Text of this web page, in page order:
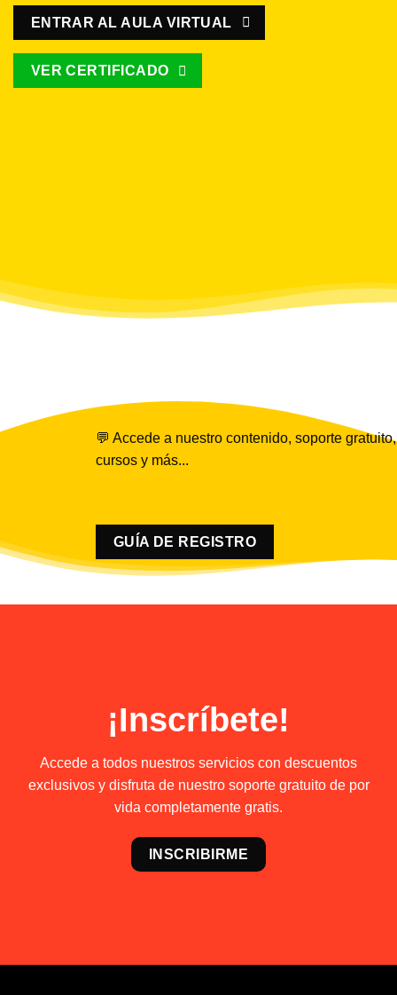
ENTRAR AL AULA VIRTUAL
VER CERTIFICADO
💬 Accede a nuestro contenido, soporte gratuito,
cursos y más...
GUÍA DE REGISTRO
¡Inscríbete!
Accede a todos nuestros servicios con descuentos
exclusivos y disfruta de nuestro soporte gratuito de por
vida completamente gratis.
INSCRIBIRME